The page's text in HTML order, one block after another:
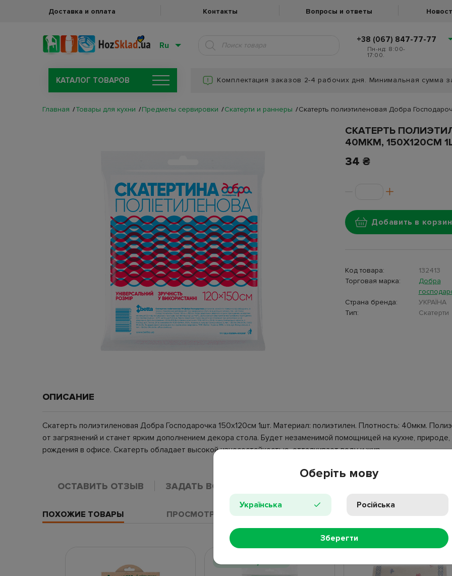
Доставка и оплата Контакты Вопросы и ответы
Ru
+38 (067) 847-77-77
Пн-нд: 8:00-
17:00.
КАТАЛОГ ТОВАРОВ Комплектация заказов 2-4 рабочих дня. Минимальная сумма
Главная Товары для кухни Предметы сервировки Скатерти и раннеры Скатерть полиэтиленовая Добра
СКАТЕРТЬ
40МКМ, 150Х120СМ
34 ₴
Добавить в
Код товара:
132413
Торговая марка:
Добра
Страна бренда:
УКРАЇНА
Тип:
Скатерти
ОПИСАНИЕ
Скатерть полиэтиленовая Добра Господарочка 150х120см 1шт. Материал: полиэтилен. Плотность: 40мкм.
от загрязнений и станет ярким дополнением декора стола. Будет незаменимой помощницей на кухне,
рождения в офисе. Скатерть обладает высокой износостойкостью, отталкивает воду и жир.
ОСТАВИТЬ ОТЗЫВ ЗАДАТЬ ВОПРОС
ПОХОЖИЕ ТОВАРЫ ПРОСМОТРЕННЫЕ ТОВАРЫ НОВИНКИ
Оберіть мову
Українська Російська
Зберегти